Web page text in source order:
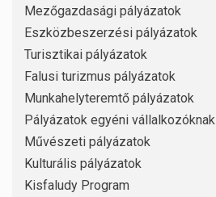
Mezőgazdasági pályázatok
Eszközbeszerzési pályázatok
Turisztikai pályázatok
Falusi turizmus pályázatok
Munkahelyteremtő pályázatok
Pályázatok egyéni vállalkozóknak
Művészeti pályázatok
Kulturális pályázatok
Kisfaludy Program